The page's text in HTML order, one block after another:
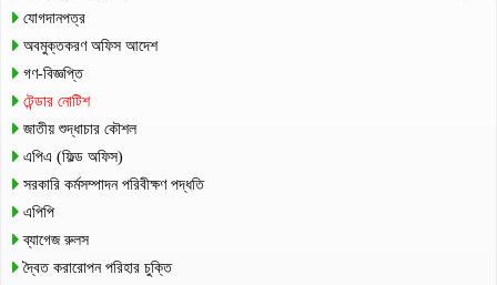
যোগদানপত্র
অবমুক্তকরণ অফিস আদেশ
গণ-বিজ্ঞপ্তি
টেন্ডার নোটিশ
জাতীয় শুদ্ধাচার কৌশল
এপিএ (ফিল্ড অফিস)
সরকারি কর্মসম্পাদন পরিবীক্ষণ পদ্ধতি
এপিপি
ব্যাগেজ রুলস
দ্বৈত করারোপন পরিহার চুক্তি